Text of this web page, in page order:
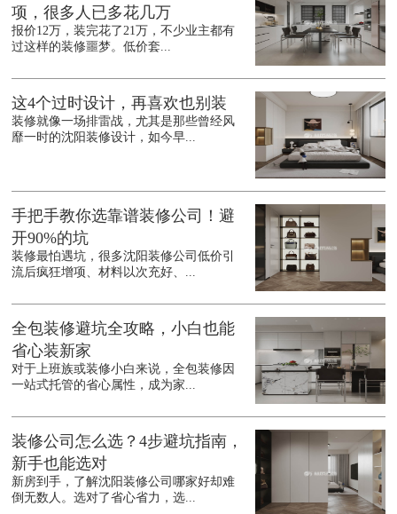
项，很多人已多花几万
报价12万，装完花了21万，不少业主都有
过这样的装修噩梦。低价套...
这4个过时设计，再喜欢也别装
装修就像一场排雷战，尤其是那些曾经风
靡一时的沈阳装修设计，如今早...
手把手教你选靠谱装修公司！避
开90%的坑
装修最怕遇坑，很多沈阳装修公司低价引
流后疯狂增项、材料以次充好、...
全包装修避坑全攻略，小白也能
省心装新家
对于上班族或装修小白来说，全包装修因
一站式托管的省心属性，成为家...
装修公司怎么选？4步避坑指南，
新手也能选对
新房到手，了解沈阳装修公司哪家好却难
倒无数人。选对了省心省力，选...